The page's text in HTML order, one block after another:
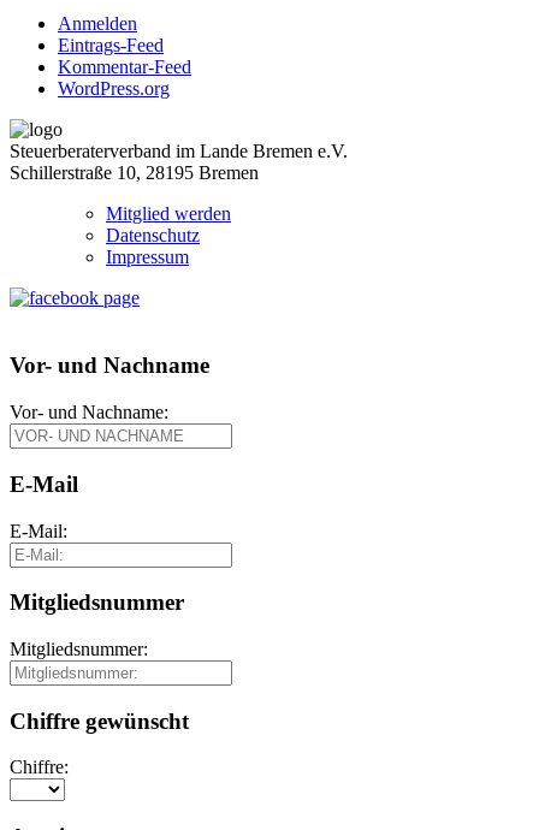
Anmelden
Eintrags-Feed
Kommentar-Feed
WordPress.org
Steuerberaterverband im Lande Bremen e.V.
Schillerstraße 10, 28195 Bremen
Mitglied werden
Datenschutz
Impressum
Vor- und Nachname
Vor- und Nachname:
E-Mail
E-Mail:
Mitgliedsnummer
Mitgliedsnummer:
Chiffre gewünscht
Chiffre: